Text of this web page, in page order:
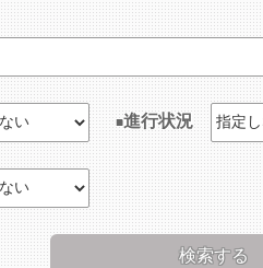
進行状況